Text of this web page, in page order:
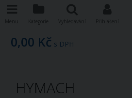
0,00 Kč s DPH
HYMACH
Menu Kategorie Vyhledávání Přihlášení